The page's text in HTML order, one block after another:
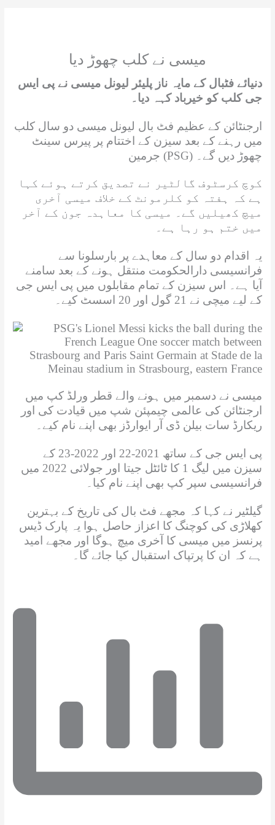
میسی نے کلب چھوڑ دیا
دنیائے فٹبال کے مایہ ناز پلیئر لیونل میسی نے پی ایس
جی کلب کو خیرباد کہہ دیا۔
ارجنٹائن کے عظیم فٹ بال لیونل میسی دو سال کلب
میں رہنے کے بعد سیزن کے اختتام پر پیرس سینٹ
جرمین (PSG) چھوڑ دیں گے۔
کوچ کرسٹوف گالٹیر نے تصدیق کرتے ہوئے کہا
ہے کہ ہفتہ کو کلرمونٹ کے خلاف میسی آخری
میچ کھیلیں گے۔ میسی کا معاہدہ جون کے آخر
میں ختم ہو رہا ہے۔
یہ اقدام دو سال کے معاہدے پر بارسلونا سے
فرانسیسی دارالحکومت منتقل ہونے کے بعد سامنے
آیا ہے۔ اس سیزن کے تمام مقابلوں میں پی ایس جی
کے لیے میچی نے 21 گول اور 20 اسسٹ کیے۔
میسی نے دسمبر میں ہونے والے قطر ورلڈ کپ میں
ارجنٹائن کی عالمی چیمپئن شپ میں قیادت کی اور
ریکارڈ سات بیلن ڈی آر ایوارڈز بھی اپنے نام کیے۔
پی ایس جی کے ساتھ 2021-22 اور 2022-23 کے
سیزن میں لیگ 1 کا ٹائٹل جیتا اور جولائی 2022 میں
فرانسیسی سپر کپ بھی اپنے نام کیا۔
گیلٹیر نے کہا کہ مجھے فٹ بال کی تاریخ کے بہترین
کھلاڑی کی کوچنگ کا اعزاز حاصل ہوا یہ پارک ڈیس
پرنسز میں میسی کا آخری میچ ہوگا اور مجھے امید
ہے کہ ان کا پرتپاک استقبال کیا جائے گا۔